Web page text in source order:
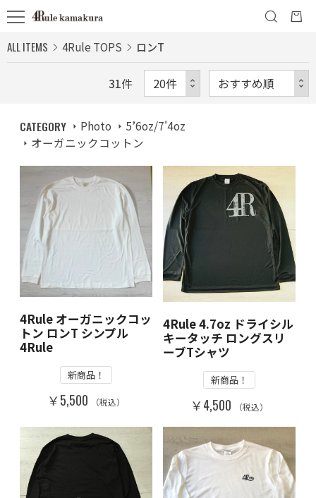
ALL ITEMS 4Rule TOPS ロンT
31件
CATEGORY Photo
5’6oz/7'4oz
オーガニックコットン
4Rule オーガニックコッ
トン ロンT シンプル
4Rule
新商品！
￥5,500 （税込）
4Rule 4.7oz ドライシル
キータッチ ロングスリ
ーブTシャツ
新商品！
￥4,500 （税込）